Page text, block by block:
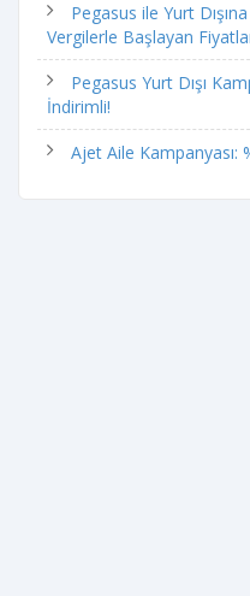
Pegasus ile Yurt
Vergilerle Başlayan
Pegasus Yurt Dışı
İndirimli!
Ajet Aile Kampanyası: